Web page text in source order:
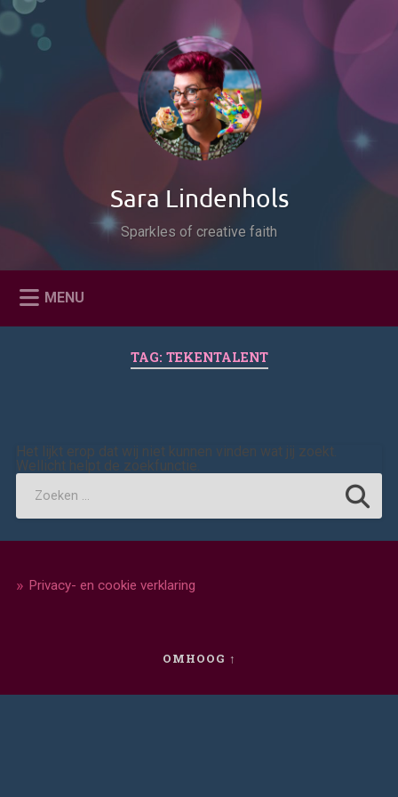
Naar
inhoud
Zoeken
Sara Lindenhols
Sparkles of creative faith
MENU
TAG: TEKENTALENT
Het lijkt erop dat wij niet kunnen vinden wat jij zoekt.
Wellicht helpt de zoekfunctie.
Privacy- en cookie verklaring
OMHOOG ↑